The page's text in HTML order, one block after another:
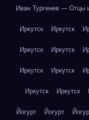
Иван Тургенев — Отцы
Иркутск Иркутск
Иркутск Иркутск
Иркутск Иркутск
Иркутск Иркутск
Йогурт Йогурт